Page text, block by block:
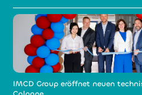
IMCD Group eröffnet neuen